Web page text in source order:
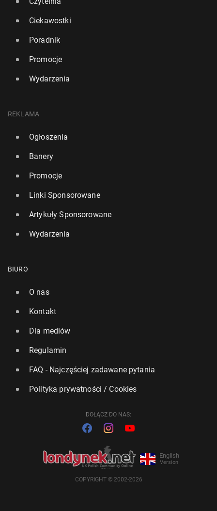
Ciekawostki
Poradnik
Promocje
Wydarzenia
REKLAMA
Ogłoszenia
Banery
Promocje
Linki Sponsorowane
Artykuły Sponsorowane
Wydarzenia
BIURO
O nas
Kontakt
Dla mediów
Regulamin
FAQ - Najczęściej zadawane pytania
Polityka prywatności / Cookies
DOŁĄCZ DO NAS:
English
Version
COPYRIGHT © 2002-2026